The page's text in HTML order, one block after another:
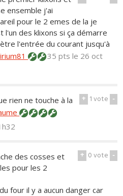
ensemble j'ai
pour le 2 emes de la je
l'un des klixons si ça démarre
l'entrée du courant jusqu'à
35 ptsle 26 oct
+ 1vote -
rien ne touche à la
+ 0vote -
des cosses et
pour les 2
four il y a aucun danger car